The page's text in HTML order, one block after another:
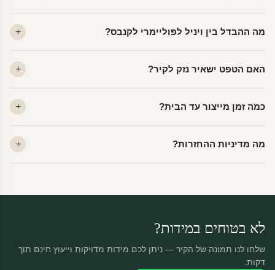
מה ההבדל בין ויניל לפוליימרי לקנבס?
פרמיום. קנבס — בד אמנותי יוקרתי, מט.
האם הטפט ישאיר נזק לקיר?
מתאים לקיר מטויח, גבס, קרמיקה וזכוכית.
כמה זמן מייצור עד הבית?
יוצאות באותו יום.
מה מדיניות ההחזרות?
לא בטוחים במידות?
שלחו לנו תמונה של הקיר — ניתן לכם מידות מדויקות וייעוץ חינם תוך
דקות.